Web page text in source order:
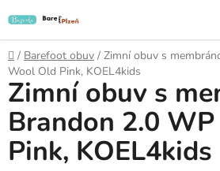
na
obsah
Domů
/ Barefoot obuv / Zimní obuv s
Wool Old Pink, KOEL4kids
Zimní obuv s
Brandon 2.0
Pink, KOEL4kids